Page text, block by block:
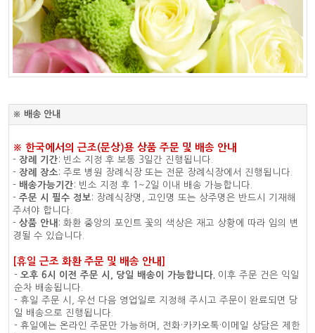
※ 배송 안내
※ 한국에서의 근조(문상)용 상품 주문 및 배송 안내
- 장례 기간: 빈소 지정 후 보통 3일간 진행됩니다.
- 장례 장소: 주로 병원 장례식장 또는 전문 장례식장에서 진행됩니다.
- 배송가능기간: 빈소 지정 후 1~2일 이내 배송 가능합니다.
- 주문 시 필수 정보: 장례식장명, 고인명 또는 상주명은 반드시 기재해
주셔야 합니다.
- 상품 안내 : 화환 중앙의 포인트 꽃의 색상은 재고 상황에 따라 임의 변
경될 수 있습니다.
[휴일 근조 화환 주문 및 배송 안내]
- 오후 6시 이전 주문 시, 당일 배송이 가능합니다.
이후 주문 건은 익일
순차 배송됩니다.
- 휴일 주문 시, 우선 다음 영업일로 지정해 주시고 주문이 완료되면 당
일 배송으로 진행됩니다.
- 휴일에는 온라인 주문만 가능하며, 전화·카카오톡·이메일 상담은 제한